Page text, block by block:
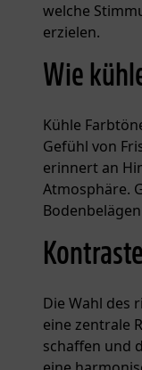
welche
erzielen.
Wie
Kühle
Gefühl von
erinnert an
Atmosphäre.
Die Wahl des
eine zentrale
schaffen und